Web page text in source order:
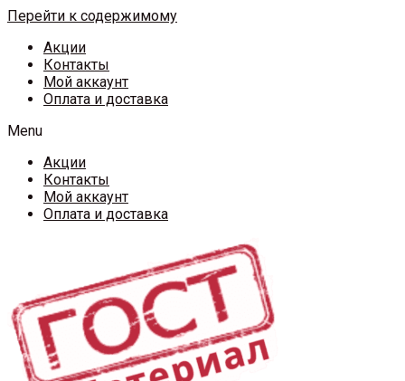
Перейти к содержимому
Акции
Контакты
Мой аккаунт
Оплата и доставка
Menu
Акции
Контакты
Мой аккаунт
Оплата и доставка